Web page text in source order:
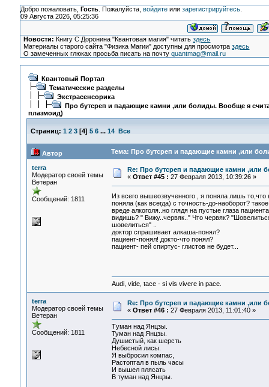
Добро пожаловать, Гость. Пожалуйста, войдитеили зарегистрируйтесь.
09 Августа 2026, 05:25:36
Новости: Книгу С.Доронина "Квантовая магия" читатьздесь
Материалы старого сайта "Физика Магии" доступны для просмотраздесь
О замеченных глюках просьба писать на почтуquantmag@mail.ru
Квантовый Портал
Тематические разделы
Экстрасенсорика
Про бутсреп и падающие камни ,или болиды. Вообще я
плазмоид)
Страниц: 1 2 3[4] 5 6 ... 14 Все
Автор Тема: Про бутсреп и падающие камни ,или
terra
Модератор своей темы
Ветеран
Сообщений: 1811
Re: Про бутсреп и падающие камни ,или
« Ответ #45 : 27 Февраля 2013, 10:39:26 »
Из всего вышеозвученного , я поняла лишь
поняла (как всегда) с точность-до-наоборот?
вреде алкоголя..но глядя на пустые глаза
видишь? " Вижу..червяк.." Что червяк?
шовелиться" ..
доктор спрашивает алкаша-понял?
пациент-понял! докто-что понял?
пациент- пей спиртус- глистов не будет...
Audi, vide, tace - si vis vivere in pace.
terra
Модератор своей темы
Ветеран
Сообщений: 1811
Re: Про бутсреп и падающие камни ,или
« Ответ #46 : 27 Февраля 2013, 11:01:40 »
Tуман над Янцзы.
Туман над Янцзы.
Душистый, как шерсть
Небесной лисы.
Я выбросил компас,
Растоптал в пыль часы
И вышел плясать
В туман над Янцзы.